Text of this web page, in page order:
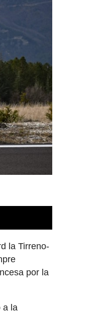
la Tirreno-
por la
a la